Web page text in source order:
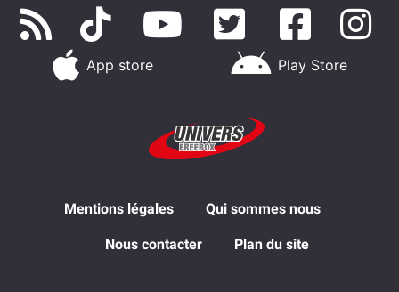
App store Play Store
Mentions légales Qui sommes nous
Nous contacter Plan du site